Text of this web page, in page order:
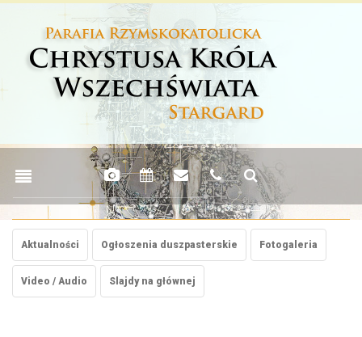
Aktualności Ogłoszenia duszpasterskie Fotogaleria
Video / Audio Slajdy na głównej